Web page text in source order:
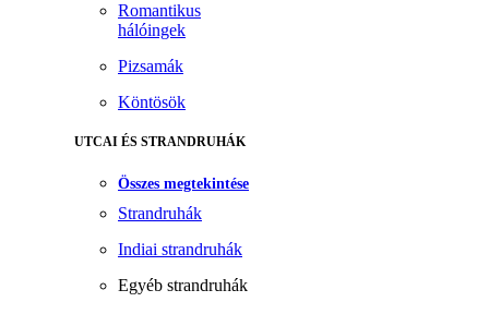
Romantikus
hálóingek
Pizsamák
Köntösök
UTCAI ÉS STRANDRUHÁK
Összes megtekintése
Strandruhák
Indiai strandruhák
Egyéb strandruhák